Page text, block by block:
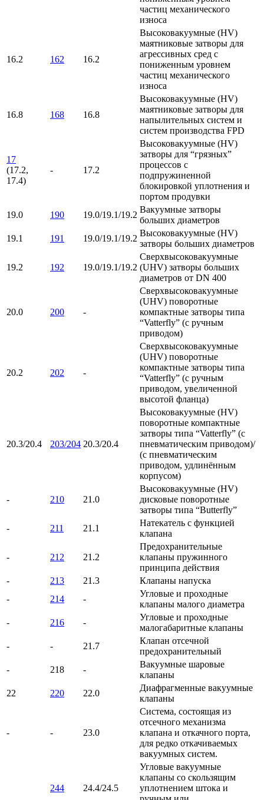
частиц механического
износа
16.2 162 16.2
Высоковакуумные (HV)
маятниковые затворы для
агрессивных сред с
пониженным уровнем
частиц механического
износа
16.8 168 16.8
Высоковакуумные (HV)
маятниковые затворы для
напылительных систем и
систем производства FPD
17
(17.2,
17.4)
- 17.2
Высоковакуумные (HV)
затворы для “грязных”
процессов с
подпружиненной
блокировкой уплотнения и
портом продувки
19.0
190 19.0/19.1/19.2
Вакуумные затворы
больших диаметров
19.1
191 19.0/19.1/19.2
Высоковакуумные (HV)
затворы больших диаметров
19.2 192 19.0/19.1/19.2
Сверхвысоковакуумные
(UHV) затворы больших
диаметров от DN 400
20.0 200 -
Сверхвысоковакуумные
(UHV) поворотные
компактные затворы типа
“Vatterfly” (с ручным
приводом)
20.2 202 -
Сверхвысоковакуумные
(UHV) поворотные
компактные затворы типа
“Vatterfly” (с ручным
приводом, увеличенной
высотой фланца)
20.3/20.4 203/204 20.3/20.4
Высоковакуумные (HV)
поворотные компактные
затворы типа “Vatterfly” (с
пневматическим приводом)/
(с пневматическим
приводом, удлинённым
корпусом)
- 210 21.0
Высоковакуумные (HV)
дисковые поворотные
затворы типа “Butterfly”
-
211 21.1
Натекатель с функцией
клапана
- 212 21.2
Предохранительные
клапаны пружинного
принципа действия
-
213 21.3
Клапаны напуска
-
214 -
Угловые и проходные
клапаны малого диаметра
-
216 -
Угловые и проходные
малогабаритные клапаны
-
- 21.7
Клапан отсечной
предохранительный
-
218 -
Вакуумные шаровые
клапаны
22
220 22.0
Диафрагменные вакуумные
клапаны
- - 23.0
Система, состоящая из
отсечного механизма
клапана и откачного порта,
для редко откачиваемых
вакуумных систем.
244 24.4/24.5
Угловые вакуумные
клапаны со скользящим
уплотнением штока и